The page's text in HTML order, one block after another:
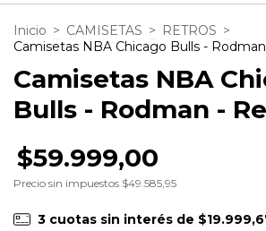
Inicio > CAMISETAS > RETROS >
Camisetas NBA Chicago Bulls -
Camisetas NBA
Bulls - Rodman -
$59.999,00
Precio sin impuestos $49.585,95
3 cuotas sin interés de